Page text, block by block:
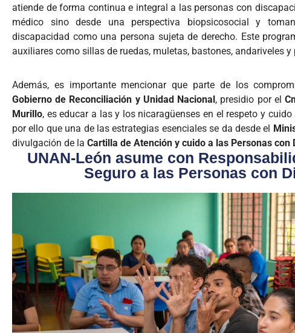
atiende de forma continua e integral a las personas con
médico sino desde una perspectiva biopsicosocial y
discapacidad como una persona sujeta de derecho. Este
auxiliares como sillas de ruedas, muletas, bastones, andariveles y
Además, es importante mencionar que parte de los
Gobierno de Reconciliación y Unidad Nacional, presidio por el
Murillo, es educar a las y los nicaragüenses en el respeto y
por ello que una de las estrategias esenciales se da desde el
divulgación de la Cartilla de Atención y cuido a las Personas con
UNAN-León asume con
Seguro a las Personas con